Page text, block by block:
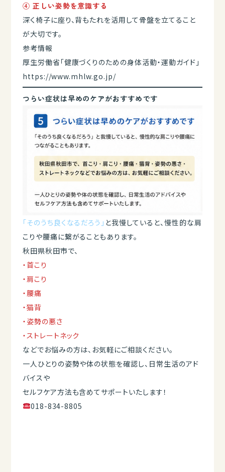
④ 正しい姿勢を意識する
深く椅子に座り、背もたれを活用して骨盤を立てること
が大切です。
参考情報
厚生労働省「健康づくりのための身体活動・運動ガイド」
https://www.mhlw.go.jp/
つらい症状は早めのケアがおすすめです
「そのうち良くなるだろう」 と我慢していると、慢性的な肩
こりや腰痛に繋がることもあります。
秋田県秋田市で、
・首こり
・肩こり
・腰痛
・猫背
・姿勢の悪さ
・ストレートネック
などでお悩みの方は、お気軽にご相談ください。
一人ひとりの姿勢や体の状態を確認し、日常生活のアド
バイスや
セルフケア方法も含めてサポートいたします！
018-834-8805